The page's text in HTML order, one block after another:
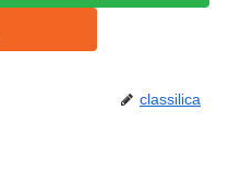
classilica